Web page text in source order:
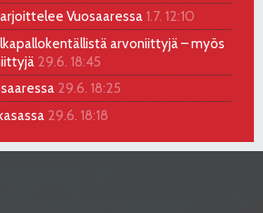
Vuosaaressa 1.7. 12:10
arvoniittyjä – myös
29.6. 18:45
29.6. 18:25
29.6. 18:18